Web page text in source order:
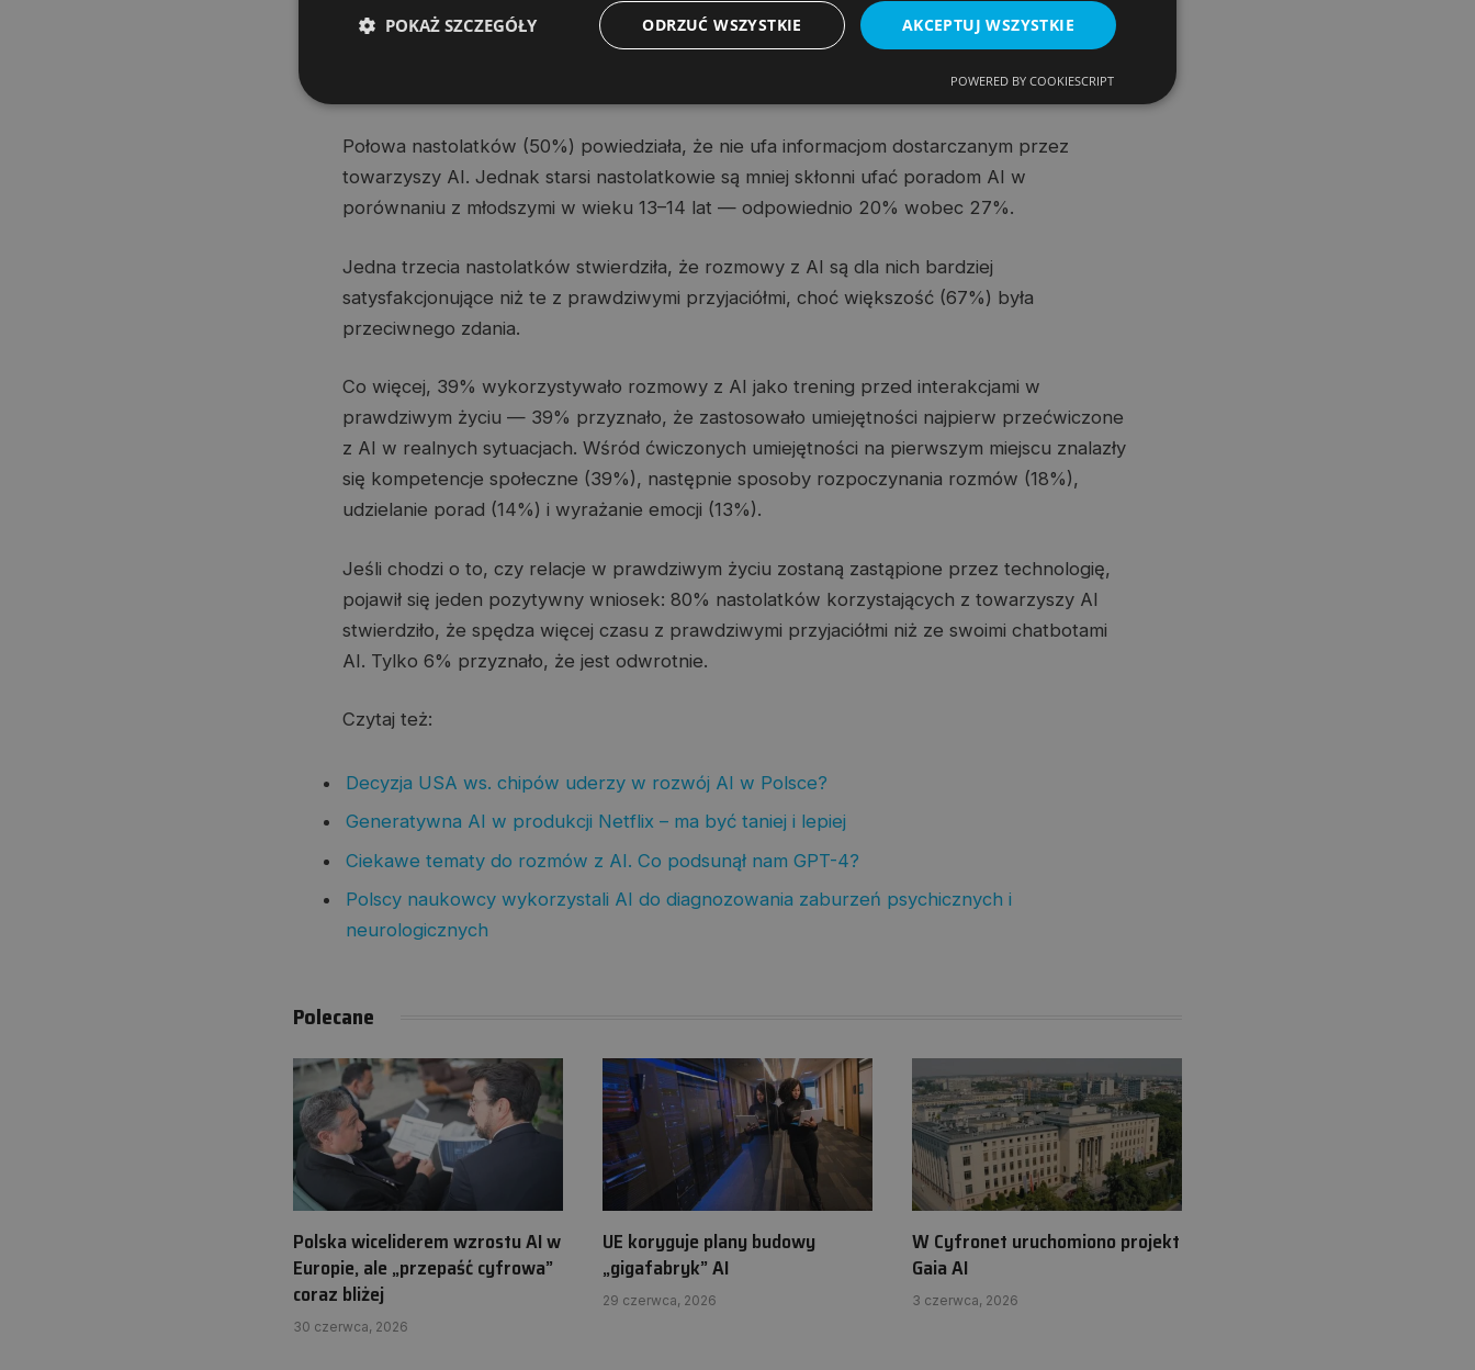
przyznały, że używają towarzyszy AI z różnych powodów: dla rozrywki (30%), z
ciekawości wobec technologii AI (28%), dla uzyskania porad (18%) oraz dlatego, że są
Połowa nastolatków (50%) powiedziała, że nie ufa informacjom dostarczanym przez
towarzyszy AI. Jednak starsi nastolatkowie są mniej skłonni ufać poradom AI w
porównaniu z młodszymi w wieku 13–14 lat — odpowiednio 20% wobec 27%.
Jedna trzecia nastolatków stwierdziła, że rozmowy z AI są dla nich bardziej
satysfakcjonujące niż te z prawdziwymi przyjaciółmi, choć większość (67%) była
przeciwnego zdania.
Co więcej, 39% wykorzystywało rozmowy z AI jako trening przed interakcjami w
prawdziwym życiu — 39% przyznało, że zastosowało umiejętności najpierw przećwiczone
z AI w realnych sytuacjach. Wśród ćwiczonych umiejętności na pierwszym miejscu znalazły
się kompetencje społeczne (39%), następnie sposoby rozpoczynania rozmów (18%),
udzielanie porad (14%) i wyrażanie emocji (13%).
Jeśli chodzi o to, czy relacje w prawdziwym życiu zostaną zastąpione przez technologię,
pojawił się jeden pozytywny wniosek: 80% nastolatków korzystających z towarzyszy AI
stwierdziło, że spędza więcej czasu z prawdziwymi przyjaciółmi niż ze swoimi chatbotami
AI. Tylko 6% przyznało, że jest odwrotnie.
Czytaj też:
Decyzja USA ws. chipów uderzy w rozwój AI w Polsce?
Generatywna AI w produkcji Netflix – ma być taniej i lepiej
Ciekawe tematy do rozmów z AI. Co podsunął nam GPT-4?
Polscy naukowcy wykorzystali AI do diagnozowania zaburzeń psychicznych i
neurologicznych
Polecane
Polska wiceliderem wzrostu AI w
Europie, ale „przepaść cyfrowa”
coraz bliżej
30 czerwca, 2026
UE koryguje plany budowy
„gigafabryk” AI
29 czerwca, 2026
W Cyfronet uruchomiono projekt
Gaia AI
3 czerwca, 2026
AKCEPTUJ WSZYSTKIE
ODRZUĆ WSZYSTKIE
POKAŻ SZCZEGÓŁY
POWERED BY COOKIESCRIPT